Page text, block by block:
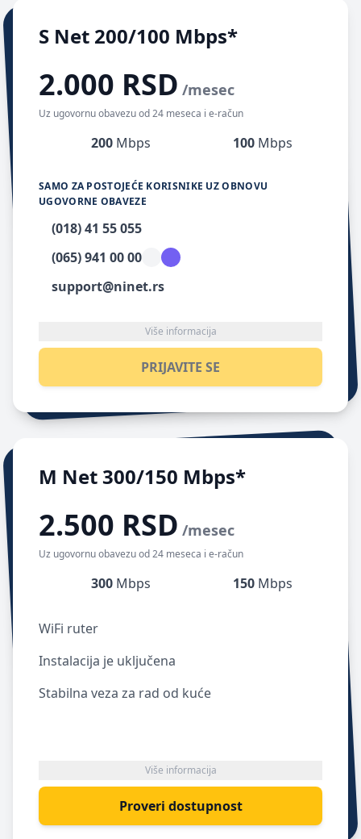
S Net 200/100 Mbps*
2.000 RSD /mesec
Uz ugovornu obavezu od 24 meseca i e-račun
200 Mbps 100 Mbps
SAMO ZA POSTOJEĆE KORISNIKE UZ OBNOVU
UGOVORNE OBAVEZE
(018) 41 55 055
(065) 941 00 00
support@ninet.rs
Više informacija
PRIJAVITE SE
M Net 300/150 Mbps*
2.500 RSD /mesec
Uz ugovornu obavezu od 24 meseca i e-račun
300 Mbps 150 Mbps
WiFi ruter
Instalacija je uključena
Stabilna veza za rad od kuće
Više informacija
Proveri dostupnost